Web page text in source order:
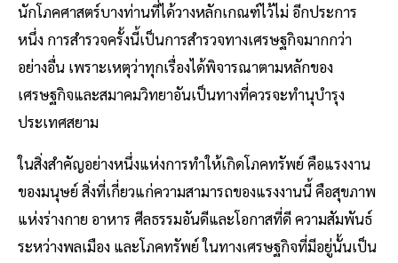
นักโภคศาสตร์บางท่านที่ได้วางหลักเกณฑ์ไว้ไม่ อีกประการ
หนึ่ง การสํารวจครั้งนี้เป็นการสํารวจทางเศรษฐกิจมากกว่า
อย่างอื่น เพราะเหตุว่าทุกเรื่องได้พิจารณาตามหลักของ
เศรษฐกิจและสมาคมวิทยาอันเป็นทางที่ควรจะทํานุบํารุง
ประเทศสยาม
ในสิ่งสําคัญอย่างหนึ่งแห่งการทําให้เกิดโภคทรัพย์ คือแรงงาน
ของมนุษย์ สิ่งที่เกี่ยวแก่ความสามารถของแรงงานนี้ คือสุขภาพ
แห่งร่างกาย อาหาร ศีลธรรมอันดีและโอกาสที่ดี ความสัมพันธ์
ระหว่างพลเมือง และโภคทรัพย์ ในทางเศรษฐกิจที่มีอยู่นั้นเป็น